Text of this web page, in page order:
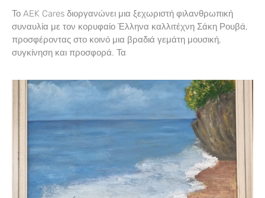
Το AEK Cares διοργανώνει μια ξεχωριστή φιλανθρωπική
συναυλία με τον κορυφαίο Έλληνα καλλιτέχνη Σάκη Ρουβά,
προσφέροντας στο κοινό μια βραδιά γεμάτη μουσική,
συγκίνηση και προσφορά. Τα